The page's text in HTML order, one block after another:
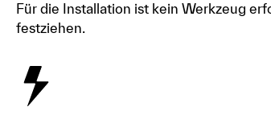
Für die Installation ist kein Werkzeug
festziehen.